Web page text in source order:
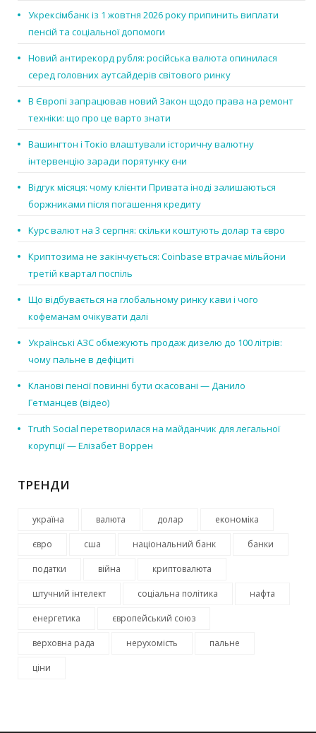
Укрексімбанк із 1 жовтня 2026 року припинить виплати
пенсій та соціальної допомоги
Новий антирекорд рубля: російська валюта опинилася
серед головних аутсайдерів світового ринку
В Європі запрацював новий Закон щодо права на ремонт
техніки: що про це варто знати
Вашингтон і Токіо влаштували історичну валютну
інтервенцію заради порятунку єни
Відгук місяця: чому клієнти Привата іноді залишаються
боржниками після погашення кредиту
Курс валют на 3 серпня: скільки коштують долар та євро
Криптозима не закінчується: Coinbase втрачає мільйони
третій квартал поспіль
Що відбувається на глобальному ринку кави і чого
кофеманам очікувати далі
Українські АЗС обмежують продаж дизелю до 100 літрів:
чому пальне в дефіциті
Кланові пенсії повинні бути скасовані — Данило
Гетманцев (відео)
Truth Social перетворилася на майданчик для легальної
корупції — Елізабет Воррен
ТРЕНДИ
україна валюта долар економіка
євро сша національний банк банки
податки війна криптовалюта
штучний інтелект соціальна політика нафта
енергетика європейський союз
верховна рада нерухомість пальне
ціни